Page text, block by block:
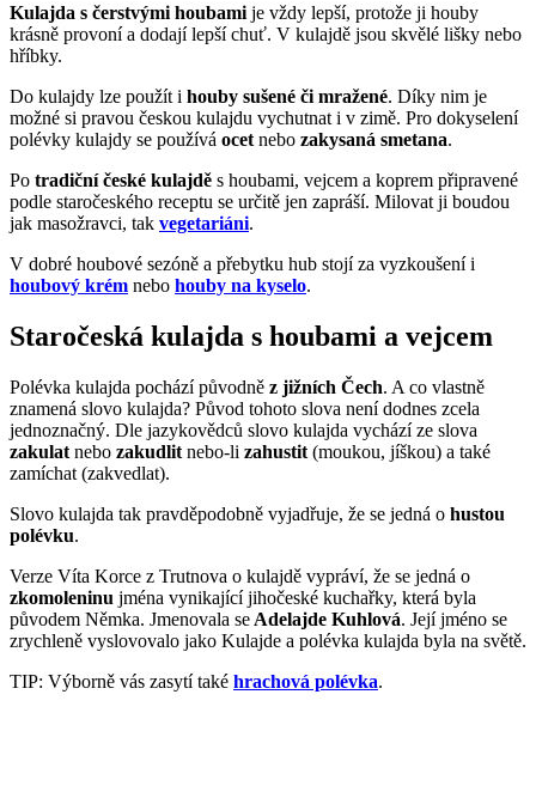
Kulajda s čerstvými houbami je vždy lepší, protože ji houby
krásně provoní a dodají lepší chuť. V kulajdě jsou skvělé lišky nebo
hříbky.
Do kulajdy lze použít i houby sušené či mražené. Díky nim je
možné si pravou českou kulajdu vychutnat i v zimě. Pro dokyselení
polévky kulajdy se používá ocet nebo zakysaná smetana.
Po tradiční české kulajdě s houbami, vejcem a koprem připravené
podle staročeského receptu se určitě jen zapráší. Milovat ji boudou
jak masožravci, tak vegetariáni.
V dobré houbové sezóně a přebytku hub stojí za vyzkoušení i
houbový krém nebo houby na kyselo.
Staročeská kulajda s houbami a vejcem
Polévka kulajda pochází původně z jižních Čech. A co vlastně
znamená slovo kulajda? Původ tohoto slova není dodnes zcela
jednoznačný. Dle jazykovědců slovo kulajda vychází ze slova
zakulat nebo zakudlit nebo-li zahustit (moukou, jíškou) a také
zamíchat (zakvedlat).
Slovo kulajda tak pravděpodobně vyjadřuje, že se jedná o hustou
polévku.
Verze Víta Korce z Trutnova o kulajdě vypráví, že se jedná o
zkomoleninu jména vynikající jihočeské kuchařky, která byla
původem Němka. Jmenovala se Adelajde Kuhlová. Její jméno se
zrychleně vyslovovalo jako Kulajde a polévka kulajda byla na světě.
TIP: Výborně vás zasytí také hrachová polévka.